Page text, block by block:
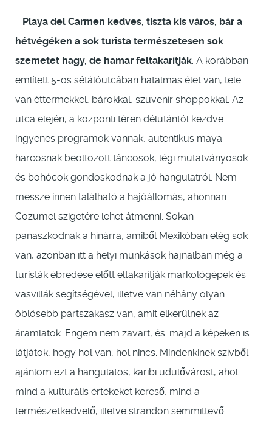
Playa del Carmen kedves, tiszta kis város, bár a
hétvégéken a sok turista természetesen sok
szemetet hagy, de hamar feltakarítják. A korábban
említett 5-ös sétálóutcában hatalmas élet van, tele
van éttermekkel, bárokkal, szuvenír shoppokkal. Az
utca elején, a központi téren délutántól kezdve
ingyenes programok vannak, autentikus maya
harcosnak beöltözött táncosok, légi mutatványosok
és bohócok gondoskodnak a jó hangulatról. Nem
messze innen található a hajóállomás, ahonnan
Cozumel szigetére lehet átmenni. Sokan
panaszkodnak a hínárra, amiből Mexikóban elég sok
van, azonban itt a helyi munkások hajnalban még a
turisták ébredése előtt eltakarítják markológépek és
vasvillák segítségével, illetve van néhány olyan
öblösebb partszakasz van, amit elkerülnek az
áramlatok. Engem nem zavart, és. majd a képeken is
látjátok, hogy hol van, hol nincs. Mindenkinek szívből
ajánlom ezt a hangulatos, karibi üdülővárost, ahol
mind a kulturális értékeket kereső, mind a
természetkedvelő, illetve strandon semmittevő